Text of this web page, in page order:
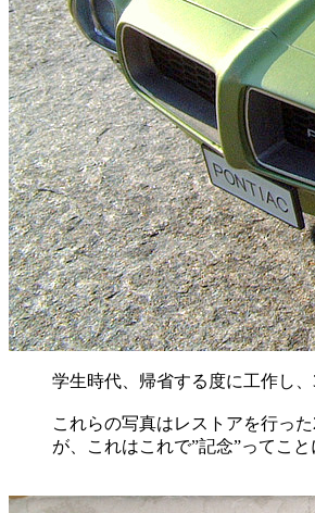
学生時代、帰省する度に工作し、
これらの写真はレストアを行っ
が、これはこれで”記念”ってこと